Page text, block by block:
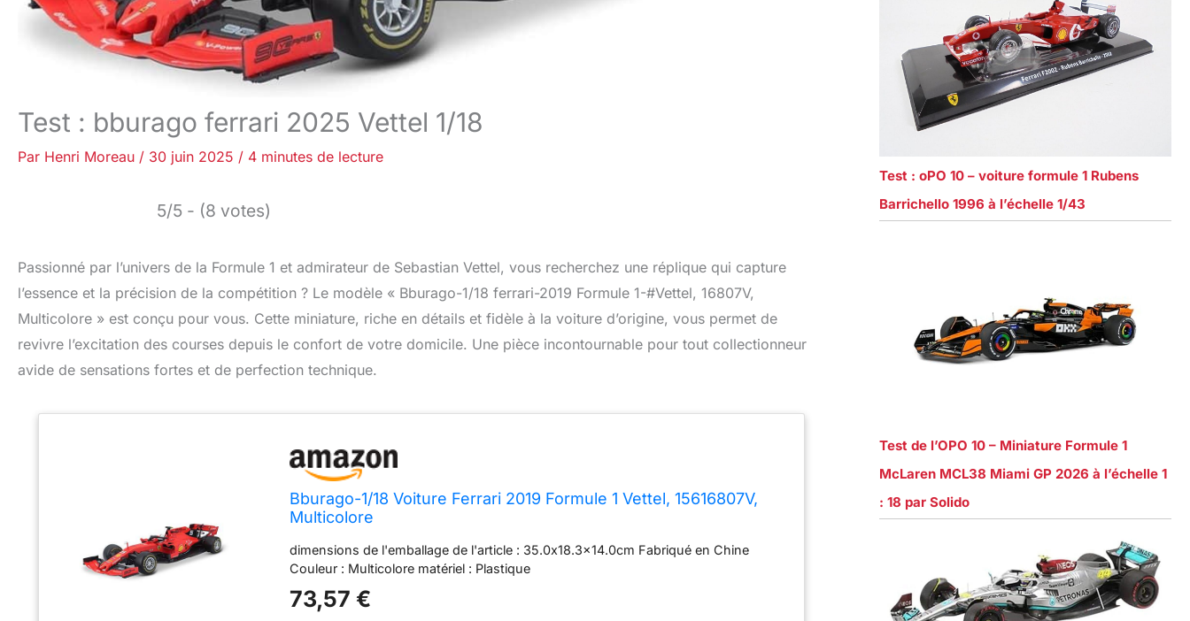
Test : bburago ferrari 2025 Vettel 1/18
Par Henri Moreau / 30 juin 2025 / 4 minutes de lecture
5/5 - (8 votes)
Passionné par l’univers de la Formule 1 et admirateur de Sebastian Vettel, vous recherchez une réplique qui capture
l’essence et la précision de la compétition ? Le modèle « Bburago-1/18 ferrari-2019 Formule 1-#Vettel, 16807V,
Multicolore » est conçu pour vous. Cette miniature, riche en détails et fidèle à la voiture d’origine, vous permet de
revivre l’excitation des courses depuis le confort de votre domicile. Une pièce incontournable pour tout collectionneur
avide de sensations fortes et de perfection technique.
Bburago-1/18 Voiture Ferrari 2019 Formule 1 Vettel, 15616807V,
Multicolore
dimensions de l'emballage de l'article : 35.0x18.3x14.0cm Fabriqué en Chine
Couleur : Multicolore matériel : Plastique
73,57 €
Test : oPO 10 – voiture formule 1 Rubens
Barrichello 1996 à l’échelle 1/43
Test de l’OPO 10 – Miniature Formule 1
McLaren MCL38 Miami GP 2026 à l’échelle 1
: 18 par Solido